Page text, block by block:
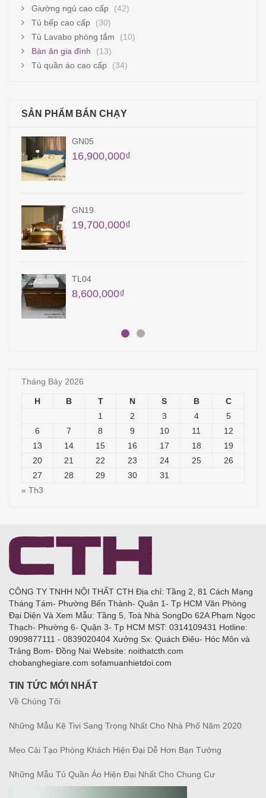
Giường ngủ cao cấp
(42)
Tủ bếp cao cấp
(30)
Tủ Lavabo phòng tắm
(10)
Bàn ăn gia đình
(13)
Tủ quần áo cao cấp
(34)
SẢN PHẨM BÁN CHẠY
QA11
12,960,000₫
TB29
24,000,000₫
QA23
18,000,000
Tháng Bảy 2026
H B T N S B
C
1
2 3 4
5
6
7 8 9 10 11
12
13
14 15 16 17 18
19
20
21 22 23 24 25
26
27
28 29 30
31
« Th3
CÔNG TY TNHH NỘI THẤT CTH Địa chỉ: Tầng 2, 81 Cách Mạng
Tháng Tám- Phường Bến Thành- Quận 1- Tp HCM Văn Phòng
Đại Diện Và Xem Mẫu: Tầng 5, Toà Nhà SongDo 62A Phạm Ngọc
Thạch- Phường 6- Quận 3- Tp HCM MST: 0314109431 Hotline:
0909877111 - 0839020404 Xưởng Sx: Quách Điêu- Hóc Môn và
Trảng Bom- Đồng Nai Website: noithatcth.com
chobanghegiare.com sofamuanhietdoi.com
TIN TỨC MỚI NHẤT
Về Chúng Tôi
Những Mẫu Kệ Tivi Sang Trọng Nhất Cho Nhà Phố Năm 2020
Mẹo Cải Tạo Phòng Khách Hiện Đại Dễ Hơn Bạn Tưởng
Những Mẫu Tủ Quần Áo Hiện Đại Nhất Cho Chung Cư